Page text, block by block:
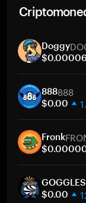
Doggy
30 días
Capitalización
888888
$0.00
30 días
Capitalización
Fronk
30 días
Capitalización
GOGGLES
$0.00